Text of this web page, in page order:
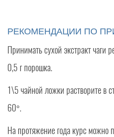
РЕКОМЕНДАЦИИ ПО
Принимать сухой экстракт чаги
0,5 г порошка.
1\5 чайной ложки растворите в
60°.
На протяжение года курс можно